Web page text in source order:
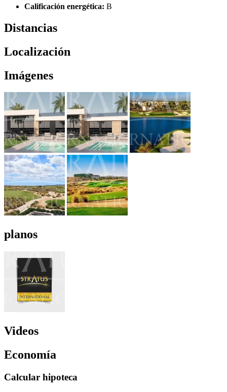
Calificación energética: B
Distancias
Localización
Imágenes
planos
Videos
Economía
Calcular hipoteca